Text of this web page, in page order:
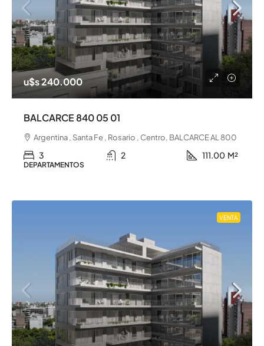
u$s 240.000
BALCARCE 840 05 01
Argentina , Santa Fe , Rosario , Centro, BALCARCE AL 800
3 2 111.00 M²
DEPARTAMENTOS
VENTA